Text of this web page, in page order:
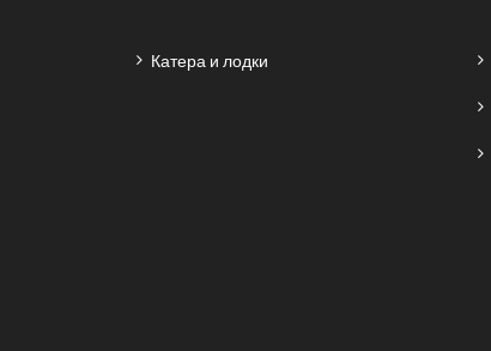
Катера и лодки